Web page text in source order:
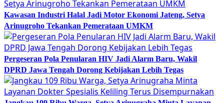
Kawasan Industri Halal Jadi Motor Ekonomi Jateng, Setya
Arinugroho Tekankan Pemerataan UMKM
Pergeseran Pola Penularan HIV Jadi Alarm Baru, Wakil
DPRD Jawa Tengah Dorong Kebijakan Lebih Tegas